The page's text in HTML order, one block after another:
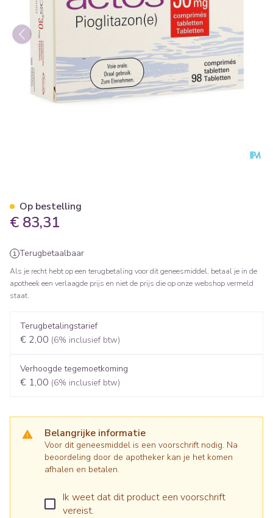
€ 83,31
Terugbetaalbaar
Als je recht hebt op een terugbetaling voor dit geneesmiddel, betaal je in de
apotheek een verlaagde prijs en niet de prijs die op onze webshop vermeld
staat.
Terugbetalingstarief
€ 2,00 (6% inclusief btw)
Verhoogde tegemoetkoming
€ 1,00 (6% inclusief btw)
Belangrijke informatie
Voor dit geneesmiddel is een voorschrift nodig. Na
beoordeling door de apotheker kan je het komen
afhalen en betalen.
Ik weet dat dit product een voorschrift
vereist.
Op bestelling